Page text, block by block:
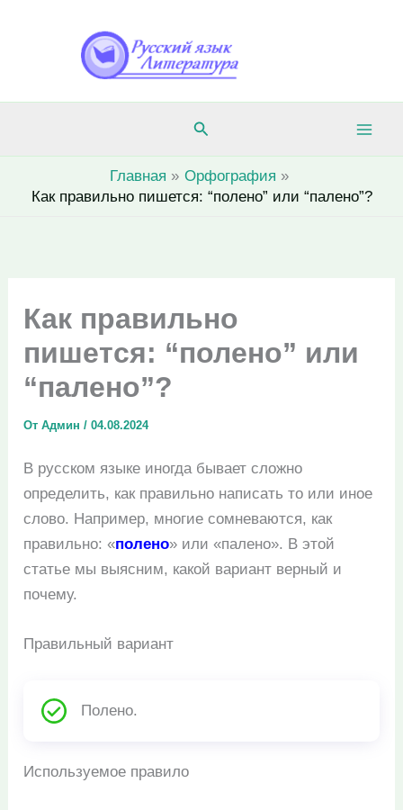
содержимому
Поиск
Главная
Орфография
Как правильно пишется: “полено” или “палено”?
Как правильно
пишется: “полено” или
“палено”?
ОтАдмин/04.08.2024
В русском языке иногда бывает сложно
определить, как правильно написать то или иное
слово. Например, многие сомневаются, как
правильно: «полено» или «палено». В этой
статье мы выясним, какой вариант верный и
почему.
Правильный вариант
Полено.
Используемое правило